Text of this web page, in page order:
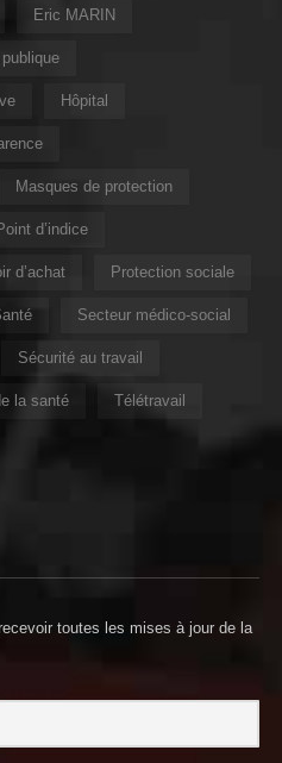
Eric MARIN
Hôpital
Masques de protection
d’indice
d’achat Protection sociale
Secteur médico-social
Sécurité au travail
la santé Télétravail
toutes les mises à jour de la